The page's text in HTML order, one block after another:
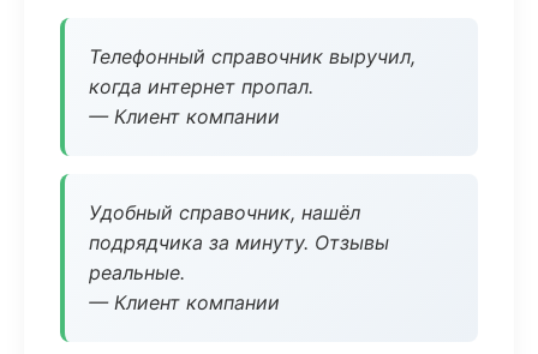
Телефонный справочник выручил,
когда интернет пропал.
— Клиент компании
Удобный справочник, нашёл
подрядчика за минуту. Отзывы
реальные.
— Клиент компании